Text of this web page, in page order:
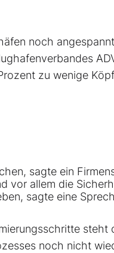
noch
zu wenige
sagte ein
vor allem die
sagte eine
steht
noch nicht